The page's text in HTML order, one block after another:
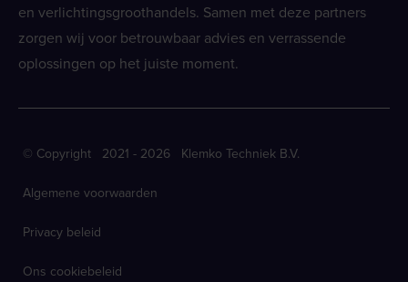
en verlichtingsgroothandels. Samen met deze partners
zorgen wij voor betrouwbaar advies en verrassende
oplossingen op het juiste moment.
© Copyright 2021 - 2026 Klemko Techniek B.V.
Algemene voorwaarden
Privacy beleid
Ons cookiebeleid